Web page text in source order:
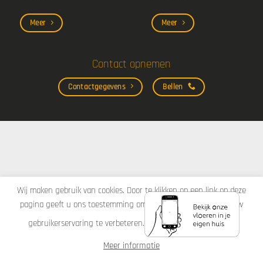
Meer Meer
Contact opnemen
Contactgegevens Bellen
Wij maken gebruik van cookies. Door te klikken op een link op deze
pagina geeft u ons toestemming om cookies in te stellen om uw
gebruikerservaring te verbeteren.
Akkoord Afwijzen
Meer informatie